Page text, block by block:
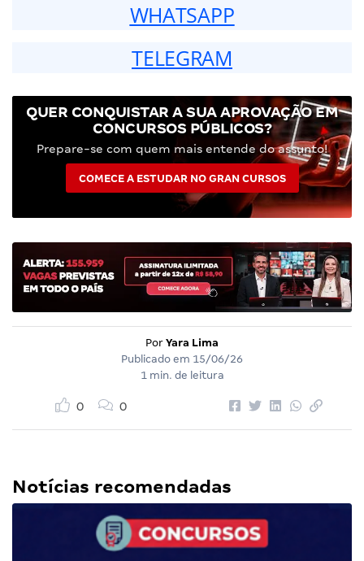
WHATSAPP
TELEGRAM
QUER CONQUISTAR A SUA APROVAÇÃO EM
CONCURSOS PÚBLICOS?
Prepare-se com quem mais entende do assunto!
COMECE A ESTUDAR NO GRAN CURSOS
Por Yara Lima
Publicado em 15/06/26
1 min. de leitura
0 0
Notícias recomendadas